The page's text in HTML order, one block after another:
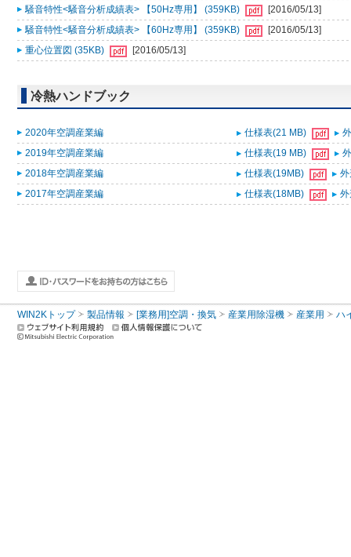
騒音特性<騒音分析成績表> 【50Hz専用】 (359KB)
[2016/05/13]
騒音特性<騒音分析成績表> 【60Hz専用】 (359KB)
[2016/05/13]
重心位置図 (35KB)
[2016/05/13]
冷熱ハンドブック
2020年空調産業編 仕様表(21 MB)
2019年空調産業編
仕様表(19 MB)
2018年空調産業編
仕様表(19MB)
2017年空調産業編
仕様表(18MB)
WIN2Kトップ 製品情報 [業務用]空調・換気 産業用除湿機 産業用 ハ